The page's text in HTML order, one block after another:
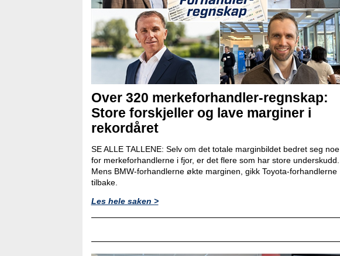
Over 320 merkeforhandler-regnskap:
Store forskjeller og lave marginer i
rekordåret
SE ALLE TALLENE: Selv om det totale marginbildet bedret seg noe
for merkeforhandlerne i fjor, er det flere som har store underskudd.
Mens BMW-forhandlerne økte marginen, gikk Toyota-forhandlerne
tilbake.
Les hele saken >